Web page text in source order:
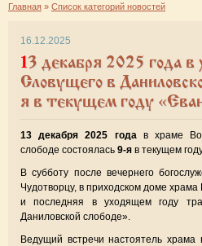
Главная » Список категорий новостей
16.12.2025
13 декабря 2025 года в храме Воскресения
Словущего в
я в текущем году
13 декабря 2025 года в храме
слободе состоялась 9-я в текущем
В субботу после вечернего
Чудотворцу, в приходском доме
и последняя в уходящем году
Даниловской слободе».
Ведущий встречи настоятель